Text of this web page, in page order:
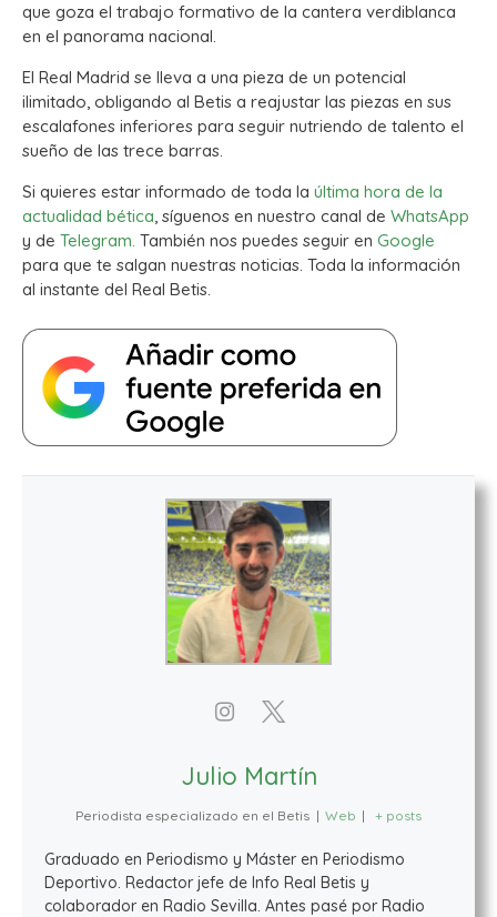
que goza el trabajo formativo de la cantera verdiblanca
en el panorama nacional.
El Real Madrid se lleva a una pieza de un potencial
ilimitado, obligando al Betis a reajustar las piezas en sus
escalafones inferiores para seguir nutriendo de talento el
sueño de las trece barras.
Si quieres estar informado de toda la última hora de la
actualidad bética, síguenos en nuestro canal de WhatsApp
y de Telegram. También nos puedes seguir en Google
para que te salgan nuestras noticias. Toda la información
al instante del Real Betis.
Julio Martín
Periodista especializado en el Betis | Web | + posts
Graduado en Periodismo y Máster en Periodismo
Deportivo. Redactor jefe de Info Real Betis y
colaborador en Radio Sevilla. Antes pasé por Radio